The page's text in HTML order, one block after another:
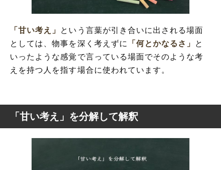
「甘い考え」 という言葉が引き合いに出される場面
としては、物事を深く考えずに
「何とかなるさ」 と
いったような感覚で言っている場面でそのような考
えを持つ人を指す場合に使われています。
「甘い考え」を分解して解釈